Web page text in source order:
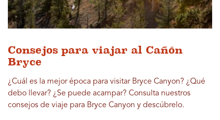
Consejos para viajar al Cañón
Bryce
¿Cuál es la mejor época para visitar Bryce Canyon? ¿Qué
debo llevar? ¿Se puede acampar? Consulta nuestros
consejos de viaje para Bryce Canyon y descúbrelo.